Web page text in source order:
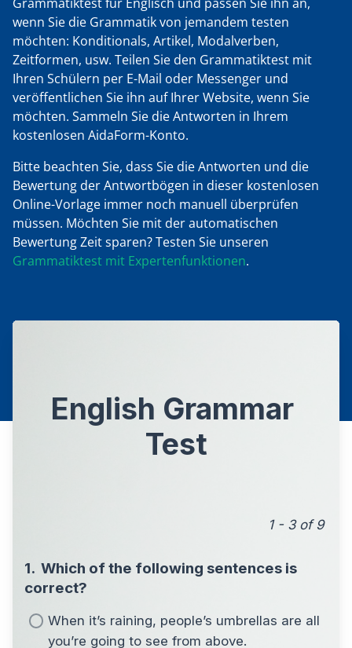
wenn Sie die Grammatik von jemandem testen
möchten: Konditionals, Artikel, Modalverben,
Zeitformen, usw. Teilen Sie den Grammatiktest mit
Ihren Schülern per E-Mail oder Messenger und
veröffentlichen Sie ihn auf Ihrer Website, wenn Sie
möchten. Sammeln Sie die Antworten in Ihrem
kostenlosen AidaForm-Konto.
Bitte beachten Sie, dass Sie die Antworten und die
Bewertung der Antwortbögen in dieser kostenlosen
Online-Vorlage immer noch manuell überprüfen
müssen. Möchten Sie mit der automatischen
Bewertung Zeit sparen? Testen Sie unseren
Grammatiktest mit Expertenfunktionen.